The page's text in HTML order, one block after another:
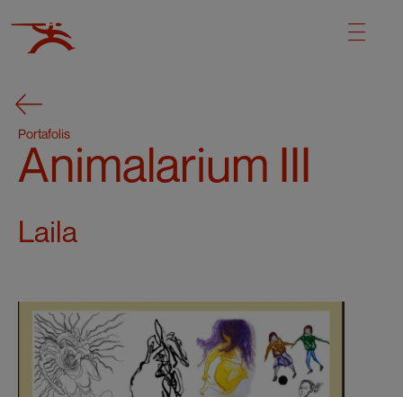
Portafolis
Animalarium III
Laila